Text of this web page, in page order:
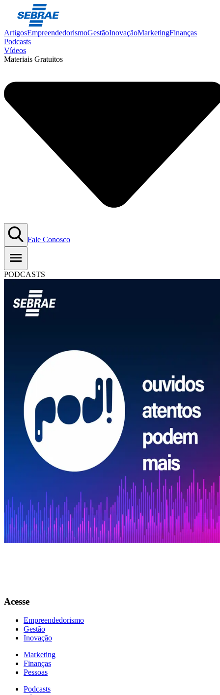
ArtigosEmpreendedorismoGestãoInovaçãoMarketingFinanças
Podcasts
Vídeos
Materiais Gratuitos
Fale Conosco
PODCASTS
#T04E01: Modernizando o chão
de fábrica | Com Normando
Aldebaran
25.06.2024
Copiar Link
WhatsApp
Ouça aqui
A quarta temporada do pod! começa com um bate-papo sobre o setor
produtivo alagoano, empreendedorismo e os desafios que os
empresários enfrentam para fazer sucesso e ter destaque no mercado.
Recebemos Normando Cândido, proprietário da Água Mineral
Aldebaran , uma marca que há anos faz parte da vida dos alagoanos
para falar dos avanços em gestão e produtividade na empresa.
Acesse
Empreendedorismo
Gestão
Inovação
Marketing
Finanças
Pessoas
Podcasts